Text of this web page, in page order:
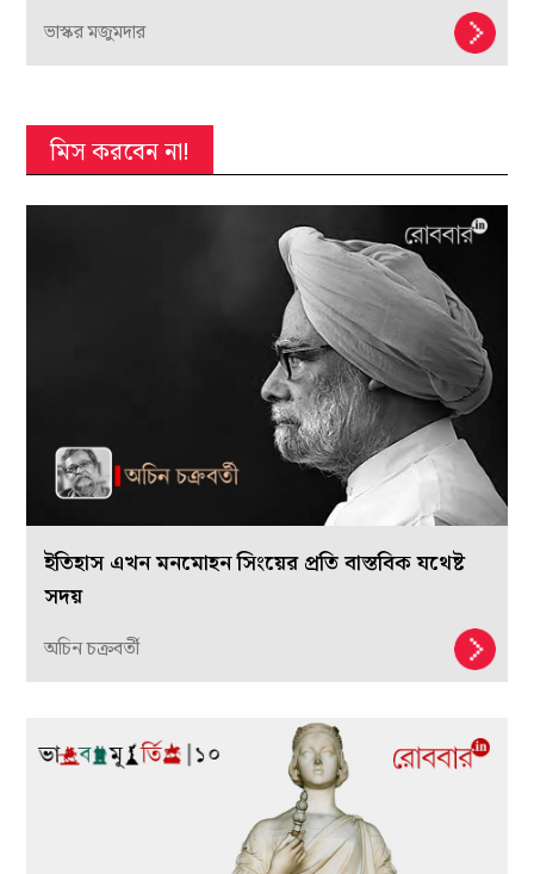
ভাস্কর মজুমদার
মিস করবেন না!
ইতিহাস এখন মনমোহন সিংয়ের প্রতি বাস্তবিক যথেষ্ট
সদয়
অচিন চক্রবর্তী